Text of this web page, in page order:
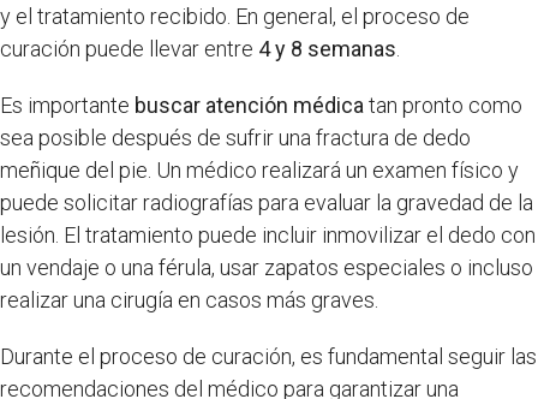
y el tratamiento recibido. En general, el proceso de
curación puede llevar entre 4 y 8 semanas.
Es importante buscar atención médicatan pronto como
sea posible después de sufrir una fractura de dedo
meñique del pie. Un médico realizará un examen físico y
puede solicitar radiografías para evaluar la gravedad de la
lesión. El tratamiento puede incluir inmovilizar el dedo con
un vendaje o una férula, usar zapatos especiales o incluso
realizar una cirugía en casos más graves.
Durante el proceso de curación, es fundamental seguir las
recomendaciones del médico para garantizar una